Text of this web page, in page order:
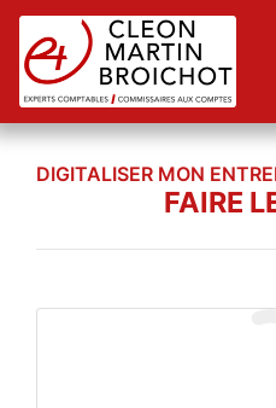
DIGITALISER MON
FAIRE